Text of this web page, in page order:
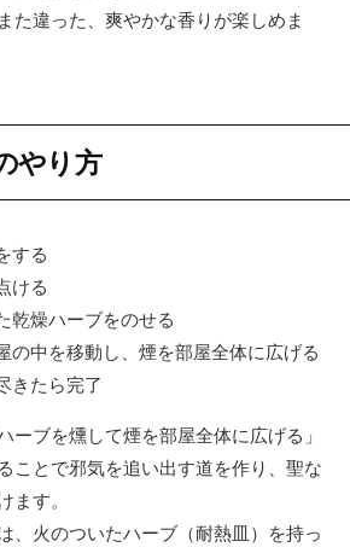
た違った、爽やかな香りが楽しめま
やり方
する
ける
乾燥ハーブをのせる
の中を移動し、煙を部屋全体に広げる
きたら完了
ーブを燻して煙を部屋全体に広げる」
ことで邪気を追い出す道を作り、聖な
ます。
、火のついたハーブ（耐熱皿）を持っ